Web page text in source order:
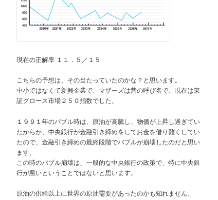
現在の正解率 １１．５／１５
こちらの予想は、その当たっていたのかな？と思います。
中小ではなくて新興企業で、マザーズは昔の呼び名で、現在は東
証グロース市場２５０指数でした。
１９９１年のバブル時は、原油が高騰し、物価が上昇し過ぎてい
たからか、中央銀行が金融引き締めをしてお金を借り難くしてい
たので、金融引き締めの最終段階でバブルが崩壊したのだと思い
ます。
この時のバブル崩壊は、一般的な中央銀行の政策で、特に中央銀
行が悪いということではないと思います。
原油の供給以上に世界の原油需要があったのかも知れません。